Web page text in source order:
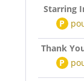
Starring
P
Thank
P